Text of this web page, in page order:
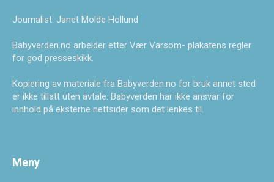
Journalist: Janet Molde Hollund
Babyverden.no arbeider etter Vær Varsom- plakatens regler
for god presseskikk.
Kopiering av materiale fra Babyverden.no for bruk annet sted
er ikke tillatt uten avtale. Babyverden har ikke ansvar for
innhold på eksterne nettsider som det lenkes til.
Meny